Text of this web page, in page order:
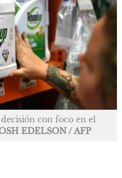
con foco en el
EDELSON / AFP